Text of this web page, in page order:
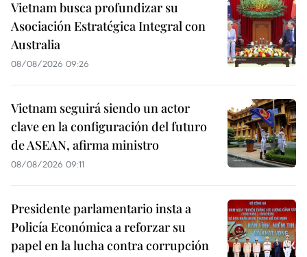
Vietnam busca profundizar su
Asociación Estratégica Integral con
Australia
08/08/2026 09:26
Vietnam seguirá siendo un actor
clave en la configuración del futuro
de ASEAN, afirma ministro
08/08/2026 09:11
Presidente parlamentario insta a
Policía Económica a reforzar su
papel en la lucha contra corrupción